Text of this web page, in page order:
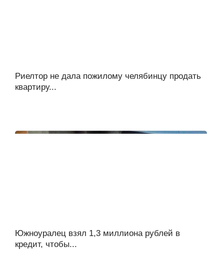
Риелтор не дала пожилому челябинцу продать
квартиру...
Южноуралец взял 1,3 миллиона рублей в
кредит, чтобы...